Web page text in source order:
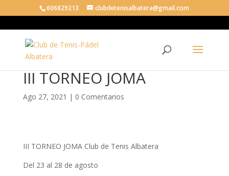
606829213 clubdetenisalbatera@gmail.com
III TORNEO JOMA
Ago 27, 2021 | 0 Comentarios
III TORNEO JOMA Club de Tenis Albatera
Del 23 al 28 de agosto